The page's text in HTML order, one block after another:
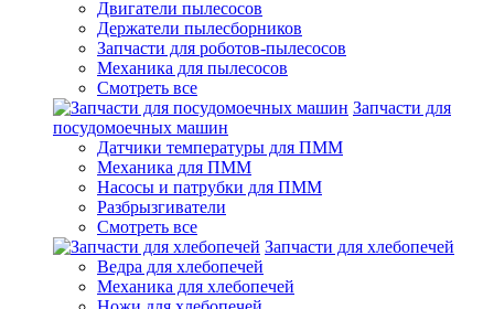
Двигатели пылесосов
Держатели пылесборников
Запчасти для роботов-пылесосов
Механика для пылесосов
Смотреть все
Запчасти для
посудомоечных машин
Датчики температуры для ПММ
Механика для ПММ
Насосы и патрубки для ПММ
Разбрызгиватели
Смотреть все
Запчасти для хлебопечей
Ведра для хлебопечей
Механика для хлебопечей